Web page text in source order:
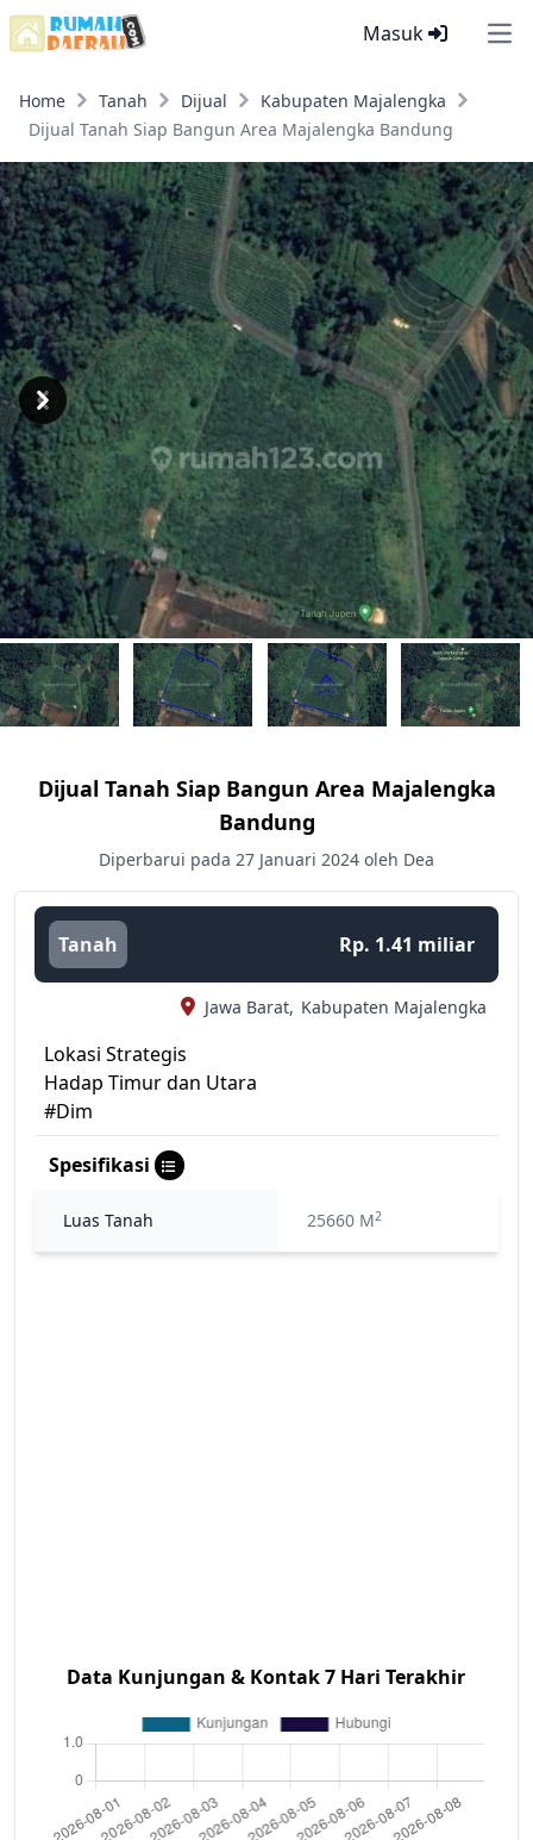
Masuk
Home Tanah Dijual
Kabupaten Majalengka
Dijual Tanah Siap Bangun Area Majalengka Bandung
Previous
Next
Dijual Tanah Siap Bangun Area Majalengka
Bandung
Diperbarui pada 27 Januari 2024 oleh Dea
Tanah Rp. 1.41 miliar
Jawa Barat, Kabupaten Majalengka
Lokasi Strategis
Hadap Timur dan Utara
#Dim
Spesifikasi
Luas Tanah 25660 M2
Data Kunjungan & Kontak 7 Hari Terakhir